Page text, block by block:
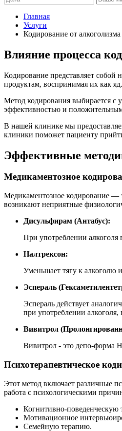
Главная
Услуги
Кодирование от алкоголизма
Влияние процесса
Кодирование представляет
продуктам, воспринимая их как яд.
Метод кодирования выбирается с
эффективностью и
В нашей клинике мы
клиники поможет пациенту
Эффективные
Медикаментозное
Медикаментозное кодирование —
возникают неприятные
Дисульфирам (Антабус):
При употреблении
Налтрексон:
Уменьшает тягу к алкоголю
Эспераль
Эспераль действует
при употреблении
Вивитрол
Вивитрол - это депо-форма
Психотерапевтическое
Этот метод включает различные
работа с психологическими
Когнитивно-поведенческую
Мотивационное
Семейную терапию.